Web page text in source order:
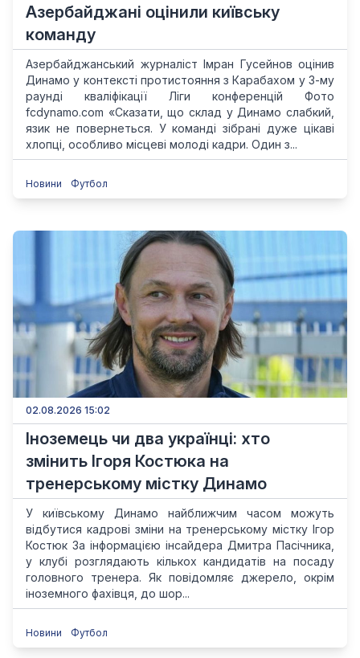
Азербайджані оцінили київську
команду
Азербайджанський журналіст Імран Гусейнов оцінив
Динамо у контексті протистояння з Карабахом у 3-му
раунді кваліфікації Ліги конференцій Фото
fcdynamo.com «Сказати, що склад у Динамо слабкий,
язик не повернеться. У команді зібрані дуже цікаві
хлопці, особливо місцеві молоді кадри. Один з...
Новини Футбол
02.08.2026 15:02
Іноземець чи два українці: хто
змінить Ігоря Костюка на
тренерському містку Динамо
У київському Динамо найближчим часом можуть
відбутися кадрові зміни на тренерському містку Ігор
Костюк За інформацією інсайдера Дмитра Пасічника,
у клубі розглядають кількох кандидатів на посаду
головного тренера. Як повідомляє джерело, окрім
іноземного фахівця, до шор...
Новини Футбол